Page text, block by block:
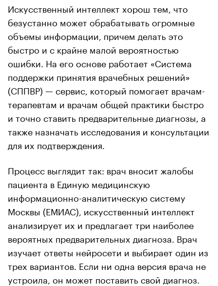
Искусственный интеллект хорош тем, что
безустанно может обрабатывать огромные
объемы информации, причем делать это
быстро и с крайне малой вероятностью
ошибки. На его основе работает «Система
поддержки принятия врачебных решений»
(СППВР) — сервис, который помогает врачам-
терапевтам и врачам общей практики быстро
и точно ставить предварительные диагнозы, а
также назначать исследования и консультации
для их подтверждения.
Процесс выглядит так: врач вносит жалобы
пациента в Единую медицинскую
информационно-аналитическую систему
Москвы (ЕМИАС), искусственный интеллект
анализирует их и предлагает три наиболее
вероятных предварительных диагноза. Врач
изучает ответы нейросети и выбирает один из
трех вариантов. Если ни одна версия врача не
устроила, он может поставить свой диагноз.